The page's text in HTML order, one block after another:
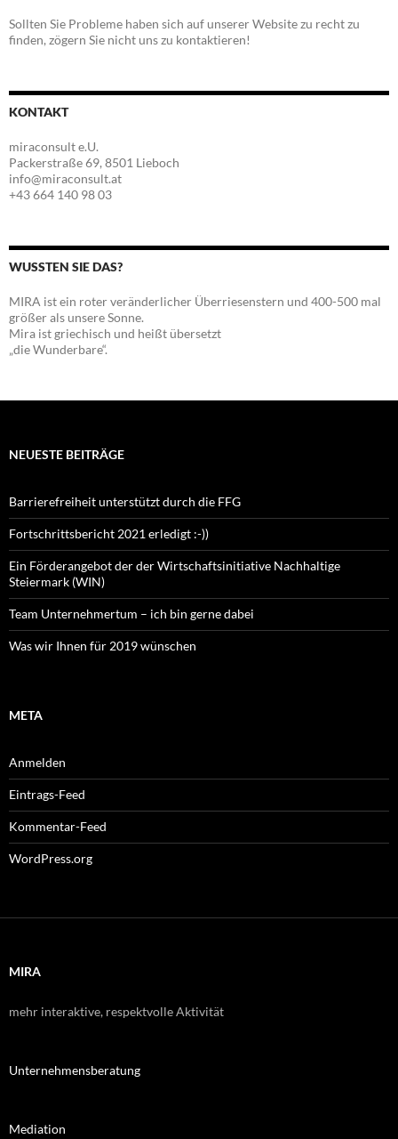
Sollten Sie Probleme haben sich auf unserer Website zu recht zu
finden, zögern Sie nicht uns zu kontaktieren!
KONTAKT
miraconsult e.U.
Packerstraße 69, 8501 Lieboch
info@miraconsult.at
+43 664 140 98 03
WUSSTEN SIE DAS?
MIRA ist ein roter veränderlicher Überriesenstern und 400-500 mal
größer als unsere Sonne.
Mira ist griechisch und heißt übersetzt
„die Wunderbare“.
NEUESTE BEITRÄGE
Barrierefreiheit unterstützt durch die FFG
Fortschrittsbericht 2021 erledigt :-))
Ein Förderangebot der der Wirtschaftsinitiative Nachhaltige
Steiermark (WIN)
Team Unternehmertum – ich bin gerne dabei
Was wir Ihnen für 2019 wünschen
META
Anmelden
Eintrags-Feed
Kommentar-Feed
WordPress.org
MIRA
mehr interaktive, respektvolle Aktivität
Unternehmensberatung
Mediation